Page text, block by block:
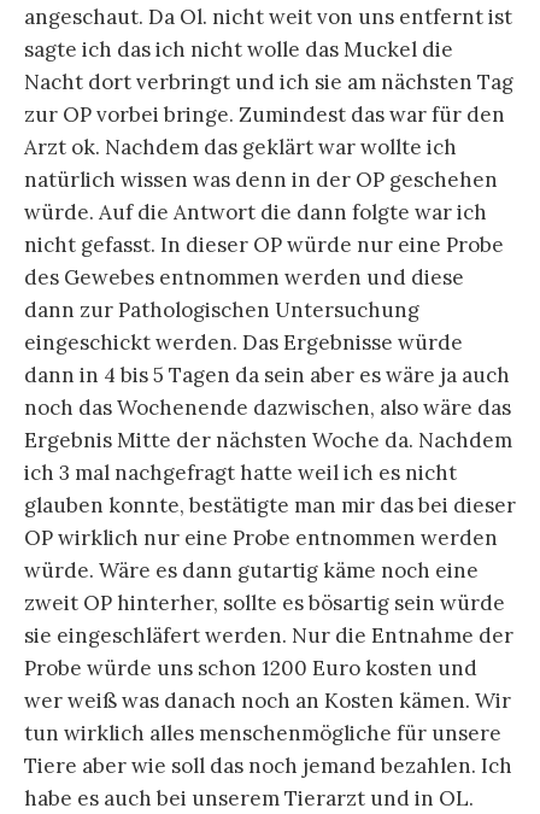
angeschaut. Da Ol. nicht weit von uns entfernt ist
sagte ich das ich nicht wolle das Muckel die
Nacht dort verbringt und ich sie am nächsten Tag
zur OP vorbei bringe. Zumindest das war für den
Arzt ok. Nachdem das geklärt war wollte ich
natürlich wissen was denn in der OP geschehen
würde. Auf die Antwort die dann folgte war ich
nicht gefasst. In dieser OP würde nur eine Probe
des Gewebes entnommen werden und diese
dann zur Pathologischen Untersuchung
eingeschickt werden. Das Ergebnisse würde
dann in 4 bis 5 Tagen da sein aber es wäre ja auch
noch das Wochenende dazwischen, also wäre das
Ergebnis Mitte der nächsten Woche da. Nachdem
ich 3 mal nachgefragt hatte weil ich es nicht
glauben konnte, bestätigte man mir das bei dieser
OP wirklich nur eine Probe entnommen werden
würde. Wäre es dann gutartig käme noch eine
zweit OP hinterher, sollte es bösartig sein würde
sie eingeschläfert werden. Nur die Entnahme der
Probe würde uns schon 1200 Euro kosten und
wer weiß was danach noch an Kosten kämen. Wir
tun wirklich alles menschenmögliche für unsere
Tiere aber wie soll das noch jemand bezahlen. Ich
habe es auch bei unserem Tierarzt und in OL.